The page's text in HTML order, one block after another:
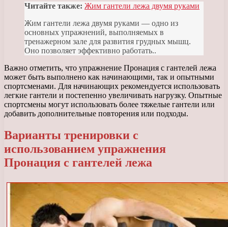
Читайте также: Жим гантели лежа двумя руками
Жим гантели лежа двумя руками — одно из
основных упражнений, выполняемых в
тренажерном зале для развития грудных мышц.
Оно позволяет эффективно работать..
Важно отметить, что упражнение Пронация с гантелей лежа
может быть выполнено как начинающими, так и опытными
спортсменами. Для начинающих рекомендуется использовать
легкие гантели и постепенно увеличивать нагрузку. Опытные
спортсмены могут использовать более тяжелые гантели или
добавить дополнительные повторения или подходы.
Варианты тренировки с
использованием упражнения
Пронация с гантелей лежа